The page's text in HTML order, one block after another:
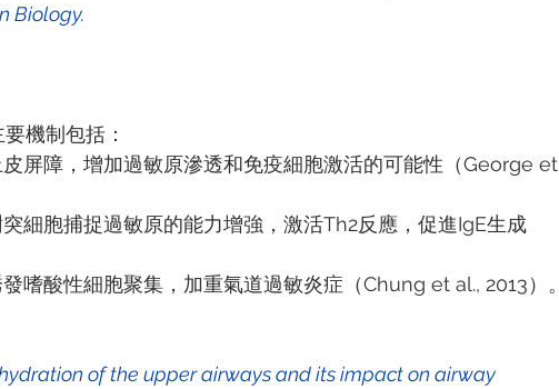
Biology.
機制包括：
屏障，增加過敏原滲透和免疫細胞激活的可能性（George et
突細胞捕捉過敏原的能力增強，激活Th2反應，促進IgE生成
發嗜酸性細胞聚集，加重氣道過敏炎症（Chung et al., 2013）。